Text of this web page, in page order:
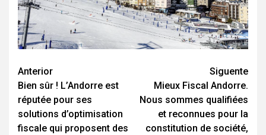
Navegación
de
entradas
Anterior
Bien sûr ! L’Andorre est
réputée pour ses
solutions d’optimisation
fiscale qui proposent des
Siguente
Mieux Fiscal Andorre.
Nous sommes qualifiées
et reconnues pour la
constitution de société,